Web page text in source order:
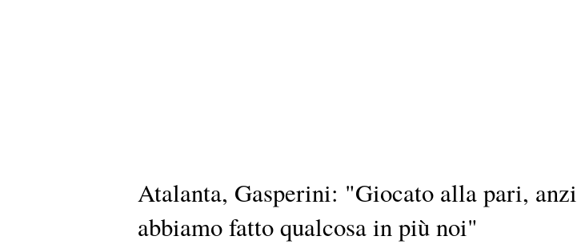
Atalanta, Gasperini: "Giocato alla pari, anzi
abbiamo fatto qualcosa in più noi"